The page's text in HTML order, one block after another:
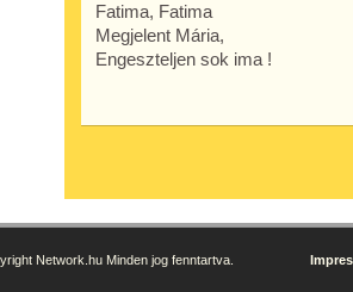
Fatima, Fatima
Megjelent Mária,
Engeszteljen sok ima !
Network.hu Minden jog fenntartva.